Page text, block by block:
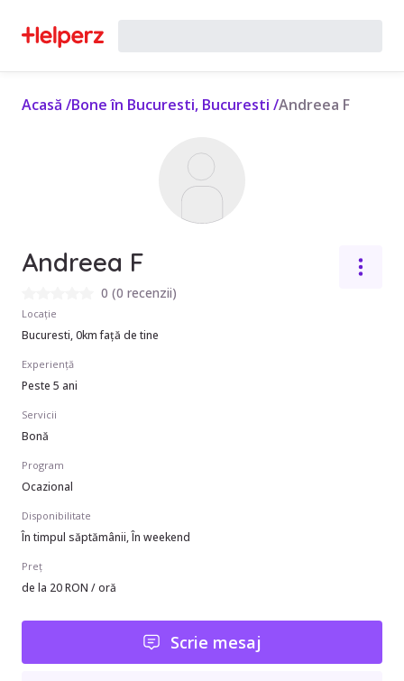
Acasă /Bone în Bucuresti, Bucuresti /Andreea F
Andreea F
0 (0 recenzii)
Locație
Bucuresti, 0km față de tine
Experiență
Peste 5 ani
Servicii
Bonă
Program
Ocazional
Disponibilitate
În timpul săptămânii, În weekend
Preț
de la 20 RON / oră
Scrie mesaj